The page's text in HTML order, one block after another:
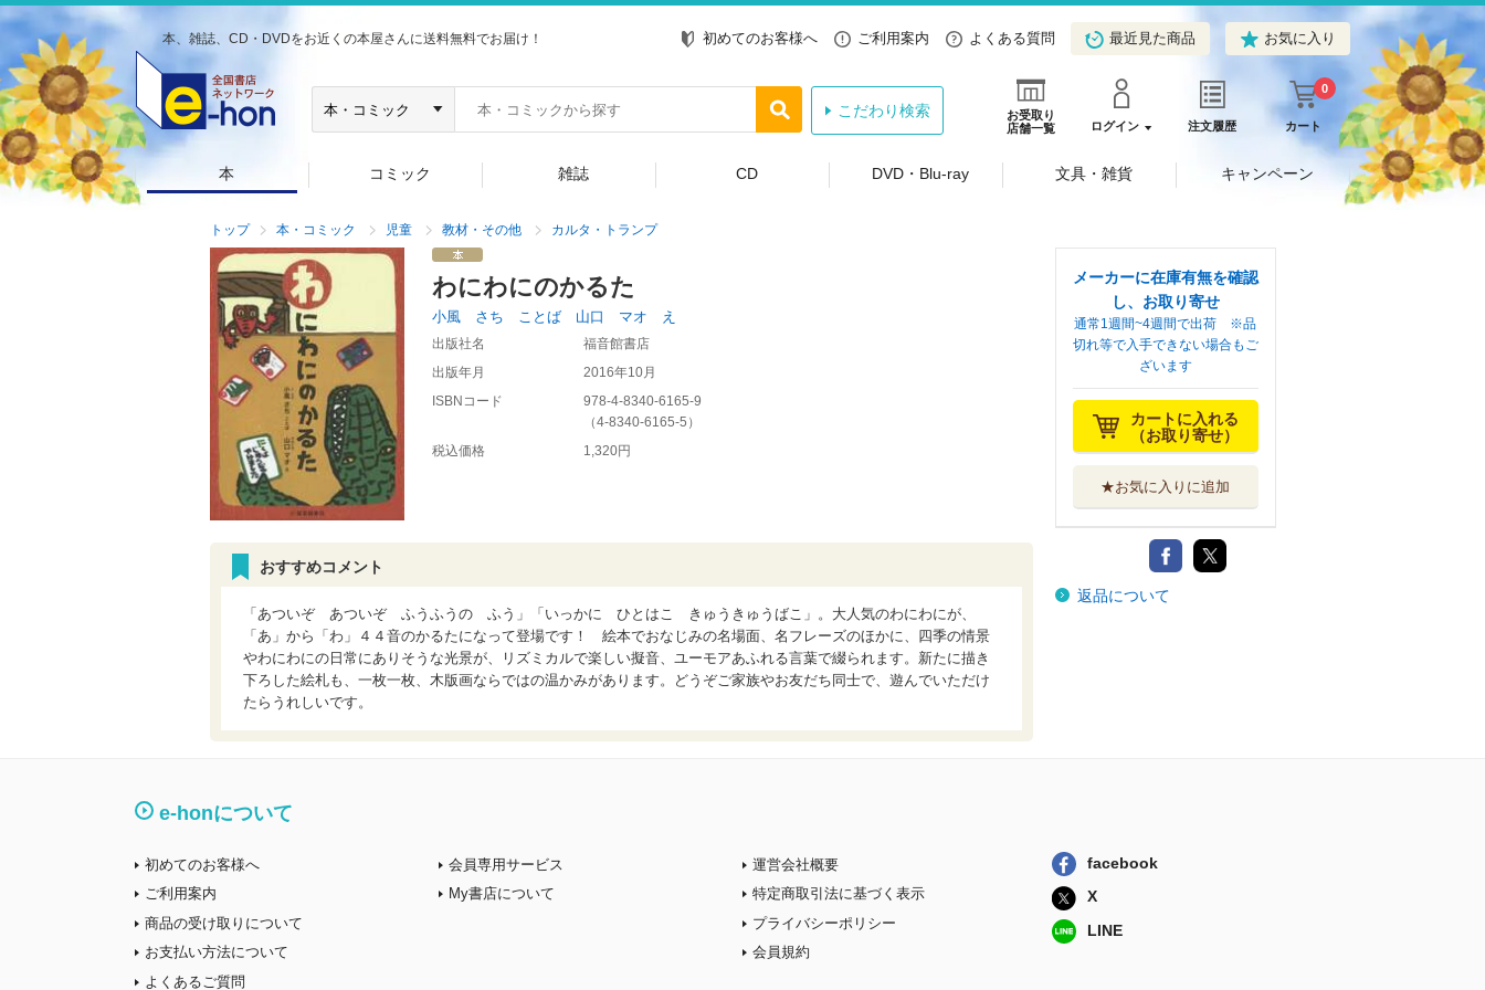
本、雑誌、CD・DVDをお近くの本屋さんに送料無料でお届け！ 初めてのお客様へ ご利用案内 よくある質問 最近見た商品 お気に入り
お受取り
店舗一覧
ログイン 注文履歴 カート
0
こだわり検索
本 コミック 雑誌 CD DVD・Blu-ray 文具・雑貨 キャンペーン
トップ 本・コミック 児童 教材・その他 カルタ・トランプ
わにわにのかるた
小風 さち ことば 山口 マオ え
出版社名
福音館書店
出版年月
2016年10月
ISBNコード
978-4-8340-6165-9
（4-8340-6165-5 ）
税込価格
1,320円
おすすめコメント
「あついぞ あついぞ ふうふうの ふう」「いっかに ひとはこ きゅうきゅうばこ」。大人気のわにわにが、
「あ」から「わ」４４音のかるたになって登場です！ 絵本でおなじみの名場面、名フレーズのほかに、四季の情景
やわにわにの日常にありそうな光景が、リズミカルで楽しい擬音、ユーモアあふれる言葉で綴られます。新たに描き
下ろした絵札も、一枚一枚、木版画ならではの温かみがあります。どうぞご家族やお友だち同士で、遊んでいただけ
たらうれしいです。
メーカーに在庫有無を確認
し、お取り寄せ
通常1週間~4週間で出荷 ※品
切れ等で入手できない場合もご
ざいます
カートに入れる
（お取り寄せ）
★お気に入りに追加
返品について
e-honについて
初めてのお客様へ
ご利用案内
商品の受け取りについて
お支払い方法について
よくあるご質問
会員専用サービス
My書店について
運営会社概要
特定商取引法に基づく表示
プライバシーポリシー
会員規約
facebook
X
LINE